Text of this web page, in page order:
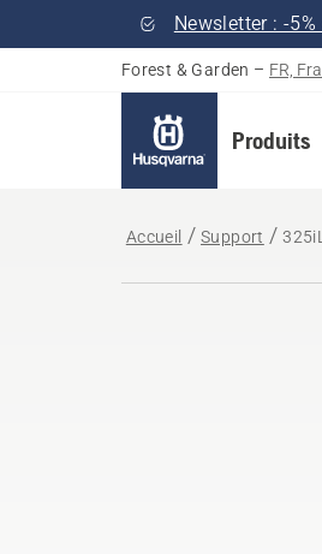
Newsletter : -
Forest & Garden – FR,
Produits
Accueil Support